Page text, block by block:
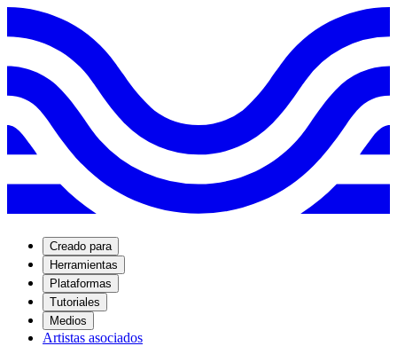
Creado para
Herramientas
Plataformas
Tutoriales
Medios
Artistas asociados